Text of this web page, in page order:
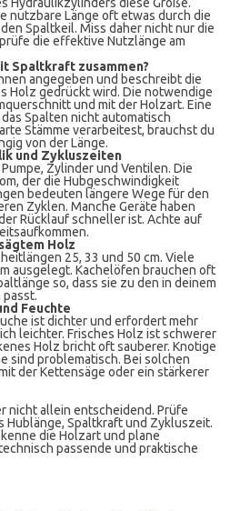
nutzbare Länge oft etwas durch die
Spaltkeil. Miss daher nicht nur die
die effektive Nutzlänge am
Spaltkraft zusammen?
angegeben und beschreibt die
Holz gedrückt wird. Die notwendige
und mit der Holzart. Eine
Spalten nicht automatisch
Stämme verarbeitest, brauchst du
von der Länge.
und Zykluszeiten
Zylinder und Ventilen. Die
der die Hubgeschwindigkeit
bedeuten längere Wege für den
Zyklen. Manche Geräte haben
Rücklauf schneller ist. Achte auf
Holz
25, 33 und 50 cm. Viele
ausgelegt. Kachelöfen brauchen oft
so, dass sie zu den in deinem
passt.
Feuchte
ist dichter und erfordert mehr
leichter. Frisches Holz ist schwerer
Holz bricht oft sauberer. Knotige
sind problematisch. Bei solchen
der Kettensäge oder ein stärkerer
nicht allein entscheidend. Prüfe
Hublänge, Spaltkraft und Zykluszeit.
die Holzart und plane
passende und praktische